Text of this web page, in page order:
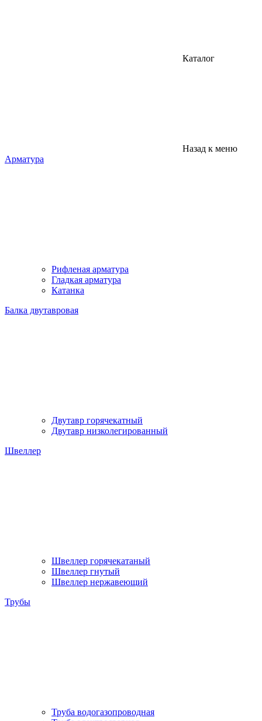
Каталог
Назад к меню
Арматура
Рифленая арматура
Гладкая арматура
Катанка
Балка двутавровая
Двутавр горячекатный
Двутавр низколегированный
Швеллер
Швеллер горячекатаный
Швеллер гнутый
Швеллер нержавеющий
Трубы
Труба водогазопроводная